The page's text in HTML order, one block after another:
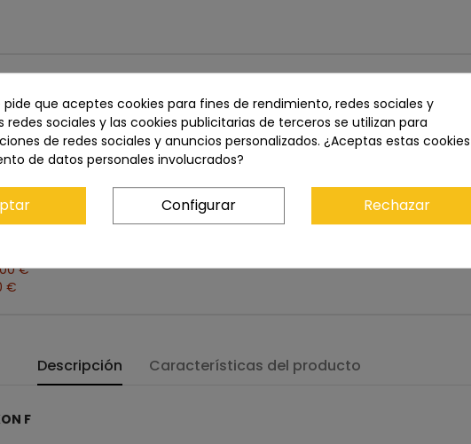
Precio total: 1.677,00 €
Añadir los tres al carrito
F
€
€
Descripción Características del producto
F
que aceptes cookies para fines de rendimiento, redes sociales y
redes sociales y las cookies publicitarias de terceros se utilizan para
de redes sociales y anuncios personalizados. ¿Aceptas estas
de datos personales involucrados?
Configurar Rechazar